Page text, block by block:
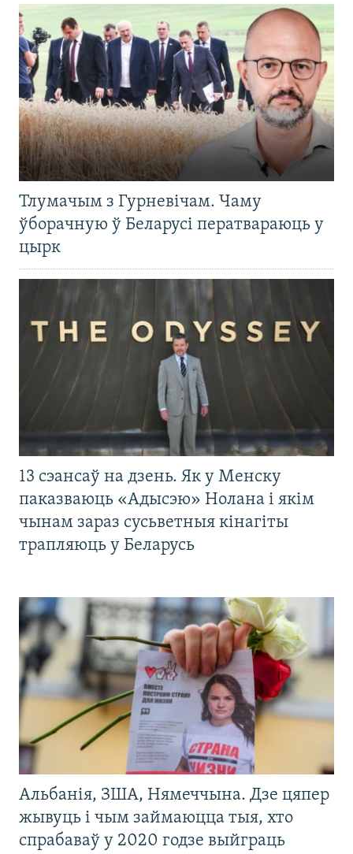
Тлумачым з Гурневічам. Чаму
ўборачную ў Беларусі ператвараюць у
цырк
13 сэансаў на дзень. Як у Менску
паказваюць «Адысэю» Нолана і якім
чынам зараз сусьветныя кінагіты
трапляюць у Беларусь
Альбанія, ЗША, Нямеччына. Дзе цяпер
жывуць і чым займаюцца тыя, хто
спрабаваў у 2020 годзе выйграць